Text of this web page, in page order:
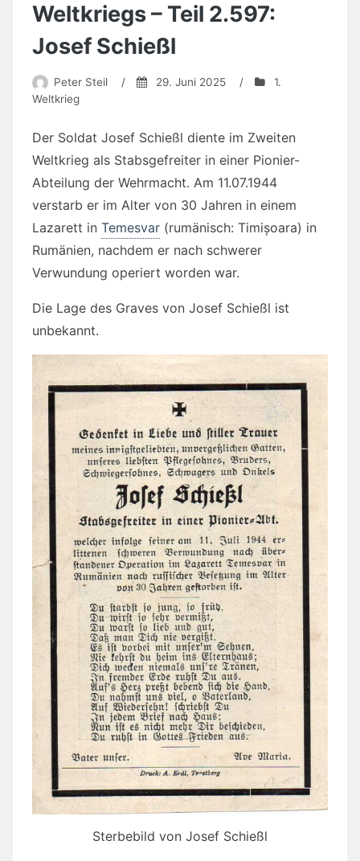
Weltkriegs – Teil 2.597:
Josef Schießl
Peter Steil / 29. Juni 2025 /
1.
Weltkrieg
Der Soldat Josef Schießl diente im Zweiten
Weltkrieg als Stabsgefreiter in einer Pionier-
Abteilung der Wehrmacht. Am 11.07.1944
verstarb er im Alter von 30 Jahren in einem
Lazarett in Temesvar (rumänisch: Timișoara) in
Rumänien, nachdem er nach schwerer
Verwundung operiert worden war.
Die Lage des Graves von Josef Schießl ist
unbekannt.
Sterbebild von Josef Schießl